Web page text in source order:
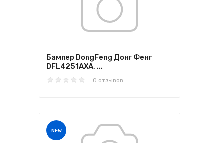
Бампер DongFeng Донг Фенг
DFL4251AXA, ...
0 отзывов
NEW